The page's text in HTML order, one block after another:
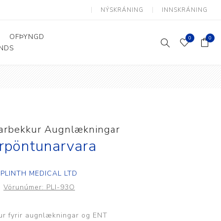
NÝSKRÁNING INNSKRÁNING
Smáhjálpartæki
Vinnuborð og sérhæfðir
OFÞYNGD
0 0
Augnlækningar
PLINTH MEDICAL LTD
Vörunúmer: PLI-93O
fyrir augnlækningar og ENT